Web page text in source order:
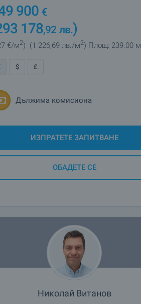
900 €
178,92 лв.)
€/м2) (1 226,69 лв./м2) Площ: 239.00 м
$ £
Дължима комисиона
ИЗПРАТЕТЕ ЗАПИТВАНЕ
ОБАДЕТЕ СЕ
Николай Витанов